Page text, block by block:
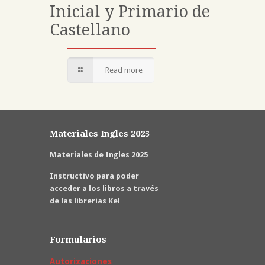
Inicial y Primario de
Castellano
Read more
Materiales Ingles 2025
Materiales de Ingles 2025
Instructivo para poder
acceder a los libros a través
de las librerías Kel
Formularios
Autorizaciones